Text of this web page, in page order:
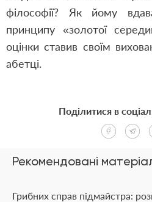
філософії? Як йому
принципу «золотої
оцінки ставив своїм
абетці.
Рекомендовані
Грибних справ підмайстра:
Поділитися в